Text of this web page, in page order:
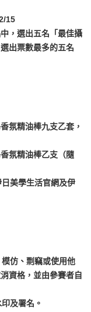
15
選出五名「最佳攝
出票數最多的五名
氛精油棒九支乙套，
氛精油棒乙支（隨
美學生活官網及伊
仿、剽竊或使用他
資格，並由參賽者自
及署名。